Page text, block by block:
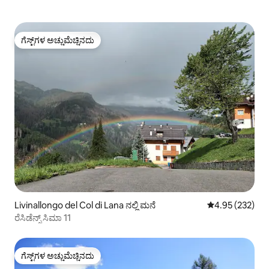
ಗೆಸ್ಟ್‌ಗಳ ಅಚ್ಚುಮೆಚ್ಚಿನದು
ಗೆಸ್ಟ್‌ಗಳ ಅಚ್ಚುಮೆಚ್ಚಿನದು
Livinallongo del Col di Lana ನಲ್ಲಿ ಮನೆ 5 ರಲ್ಲಿ 4.95
4.95 (232)
ರೆಸಿಡೆನ್ಸ್ ಸಿಮಾ 11
ಗೆಸ್ಟ್‌ಗಳ ಅಚ್ಚುಮೆಚ್ಚಿನದು
ಗೆಸ್ಟ್‌ಗಳ ಅಚ್ಚುಮೆಚ್ಚಿನದು